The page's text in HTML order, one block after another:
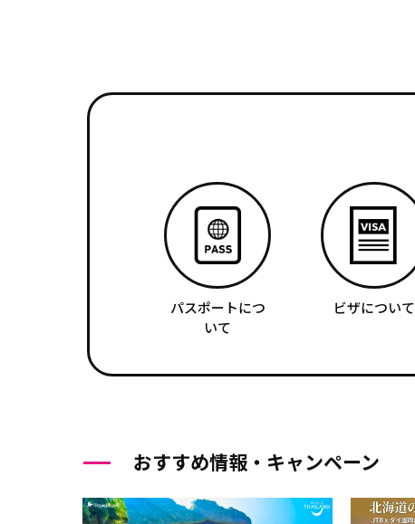
パスポートにつ
いて
ビザについて
おすすめ情報・キャンペーン